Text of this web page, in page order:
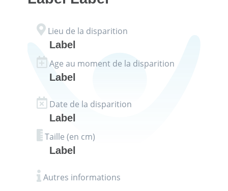
Lieu de la disparition
Label
Age au moment de la disparition
Label
Date de la disparition
Label
Taille (en cm)
Label
Autres informations